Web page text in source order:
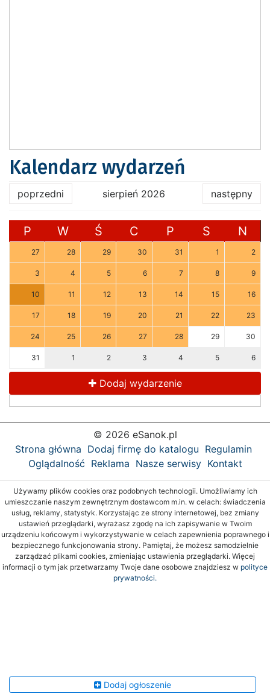
Kalendarz wydarzeń
poprzedni sierpień 2026 następny
P W Ś C P S N
27 28 29 30 31 1 2
3 4 5 6 7 8 9
10 11 12 13 14 15 16
17 18 19 20 21 22 23
24 25 26 27 28 29 30
31 1 2 3 4 5 6
Dodaj wydarzenie
© 2026 eSanok.pl
Strona główna Dodaj firmę do katalogu Regulamin
Oglądalność Reklama Nasze serwisy Kontakt
Używamy plików cookies oraz podobnych technologii. Umożliwiamy ich
umieszczanie naszym zewnętrznym dostawcom m.in. w celach: świadczenia
usług, reklamy, statystyk. Korzystając ze strony internetowej, bez zmiany
ustawień przeglądarki, wyrażasz zgodę na ich zapisywanie w Twoim
urządzeniu końcowym i wykorzystywanie w celach zapewnienia poprawnego i
bezpiecznego funkcjonowania strony. Pamiętaj, że możesz samodzielnie
zarządzać plikami cookies, zmieniając ustawienia przeglądarki. Więcej
informacji o tym jak przetwarzamy Twoje dane osobowe znajdziesz w polityce
prywatności.
Dodaj ogłoszenie